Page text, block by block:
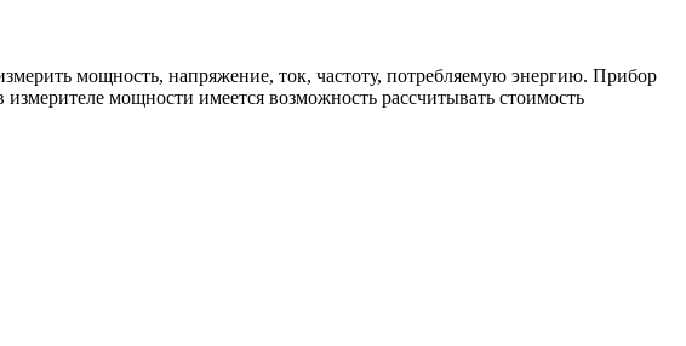
мощность, напряжение, ток, частоту, потребляемую энергию. Прибор
мощности имеется возможность рассчитывать стоимость